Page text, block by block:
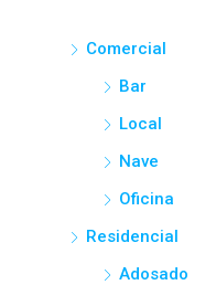
Comercial
Bar
Local
Nave
Oficina
Residencial
Adosado